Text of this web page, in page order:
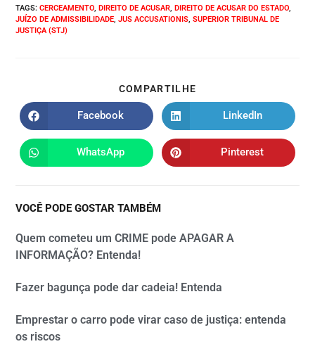
TAGS:CERCEAMENTO DIREITO DE ACUSAR DIREITO DE ACUSAR DO ESTADO
JUÍZO DE ADMISSIBILIDADE JUS ACCUSATIONIS SUPERIOR TRIBUNAL DE
JUSTIÇA (STJ)
COMPARTILHE
Facebook LinkedIn
WhatsApp Pinterest
VOCÊ PODE GOSTAR TAMBÉM
Quem cometeu um CRIME pode APAGAR A
INFORMAÇÃO? Entenda!
Fazer bagunça pode dar cadeia! Entenda
Emprestar o carro pode virar caso de justiça: entenda
os riscos